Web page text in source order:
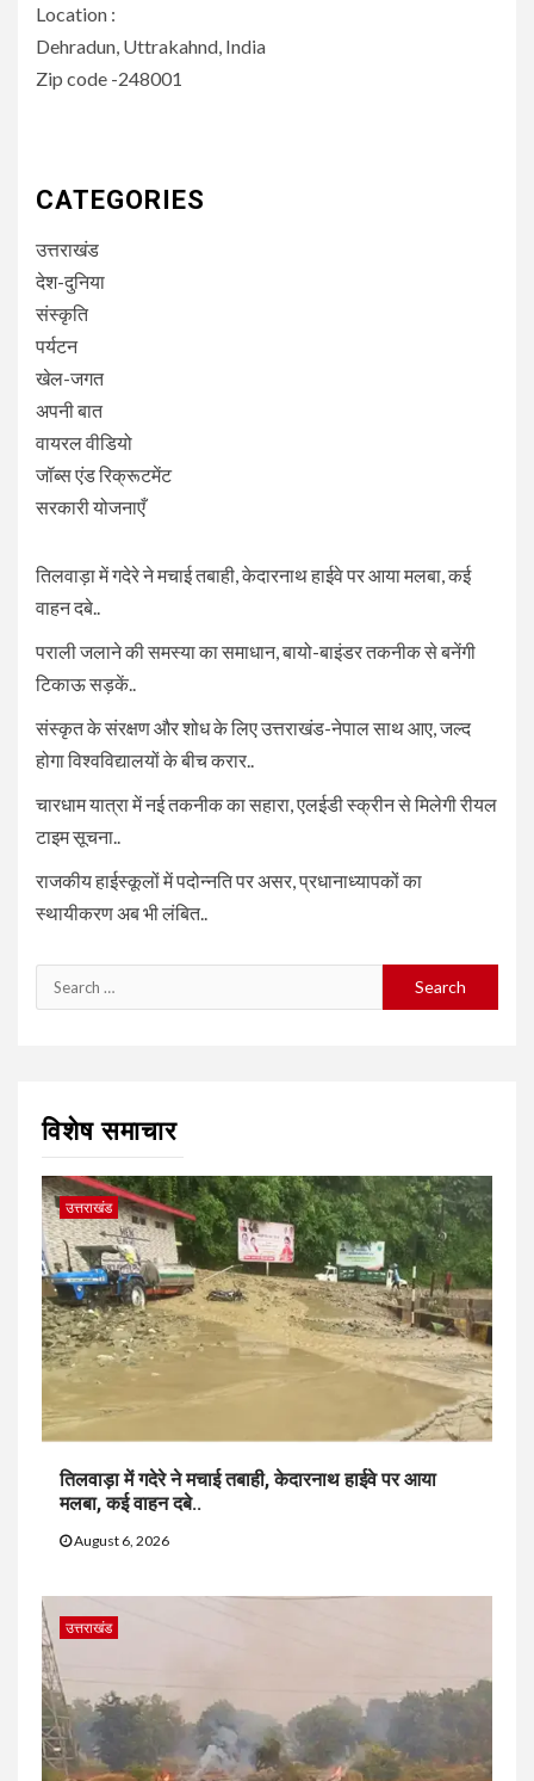
Location :
Dehradun, Uttrakahnd, India
Zip code -248001
CATEGORIES
उत्तराखंड
देश-दुनिया
संस्कृति
पर्यटन
खेल-जगत
अपनी बात
वायरल वीडियो
जॉब्स एंड रिक्रूटमेंट
सरकारी योजनाएँ
तिलवाड़ा में गदेरे ने मचाई तबाही, केदारनाथ हाईवे पर आया मलबा, कई
वाहन दबे..
पराली जलाने की समस्या का समाधान, बायो-बाइंडर तकनीक से बनेंगी
टिकाऊ सड़कें..
संस्कृत के संरक्षण और शोध के लिए उत्तराखंड-नेपाल साथ आए, जल्द
होगा विश्वविद्यालयों के बीच करार..
चारधाम यात्रा में नई तकनीक का सहारा, एलईडी स्क्रीन से मिलेगी रीयल
टाइम सूचना..
राजकीय हाईस्कूलों में पदोन्नति पर असर, प्रधानाध्यापकों का
स्थायीकरण अब भी लंबित..
Search
for:
विशेष समाचार
उत्तराखंड
तिलवाड़ा में गदेरे ने मचाई तबाही, केदारनाथ हाईवे पर आया
मलबा, कई वाहन दबे..
August 6, 2026
उत्तराखंड